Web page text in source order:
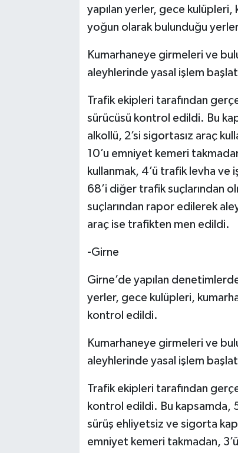
yapılan yerler, gece kulüpleri,
yoğun olarak bulunduğu
Kumarhaneye girmeleri ve
aleyhlerinde yasal işlem
Trafik ekipleri tarafından
sürücüsü kontrol edildi. Bu
alkollü, 2’si sigortasız araç
10’u emniyet kemeri
kullanmak, 4’ü trafik levha ve
68’i diğer trafik suçlarından
suçlarından rapor edilerek
araç ise trafikten men edildi.
-Girne
Girne’de yapılan
yerler, gece kulüpleri,
kontrol edildi.
Kumarhaneye girmeleri ve
aleyhlerinde yasal işlem
Trafik ekipleri tarafından
kontrol edildi. Bu kapsamda,
sürüş ehliyetsiz ve sigorta
emniyet kemeri takmadan,